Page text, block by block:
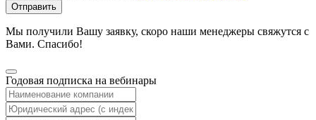
Отправить
Мы получили Вашу заявку, скоро наши менеджеры свяжутся с
Вами. Спасибо!
Годовая подписка на вебинары